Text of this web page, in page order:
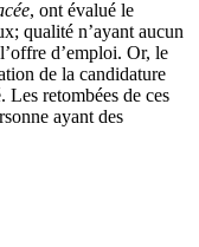
, ont évalué le
qualité n’ayant aucun
d’emploi. Or, le
de la candidature
Les retombées de ces
ayant des